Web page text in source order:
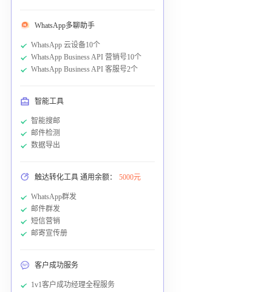
WhatsApp多聊助手
WhatsApp 云设备10个
WhatsApp Business API 营销号10个
WhatsApp Business API 客服号2个
智能工具
智能搜邮
邮件检测
数据导出
触达转化工具 通用余额： 5000元
WhatsApp群发
邮件群发
短信营销
邮寄宣传册
客户成功服务
1v1客户成功经理全程服务